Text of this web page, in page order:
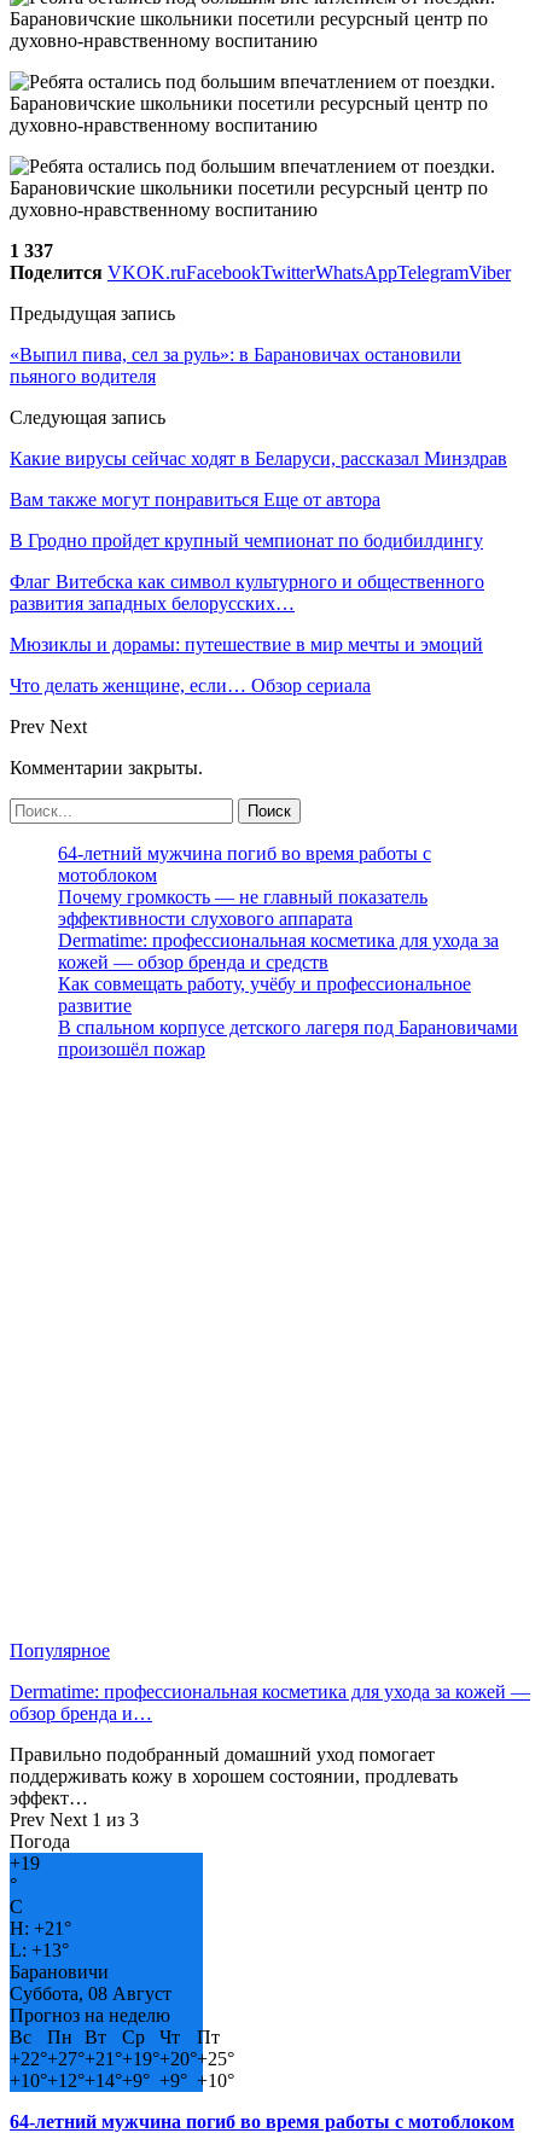
1 337
Поделится VKOK.ruFacebookTwitterWhatsAppTelegramViber
Предыдущая запись
«Выпил пива, сел за руль»: в Барановичах остановили
пьяного водителя
Следующая запись
Какие вирусы сейчас ходят в Беларуси, рассказал Минздрав
Вам также могут понравиться Еще от автора
В Гродно пройдет крупный чемпионат по бодибилдингу
Флаг Витебска как символ культурного и общественного
развития западных белорусских…
Мюзиклы и дорамы: путешествие в мир мечты и эмоций
Что делать женщине, если… Обзор сериала
Prev Next
Комментарии закрыты.
64-летний мужчина погиб во время работы с
мотоблоком
Почему громкость — не главный показатель
эффективности слухового аппарата
Dermatime: профессиональная косметика для ухода за
кожей — обзор бренда и средств
Как совмещать работу, учёбу и профессиональное
развитие
В спальном корпусе детского лагеря под Барановичами
произошёл пожар
Популярное
Dermatime: профессиональная косметика для ухода за кожей —
обзор бренда и…
Правильно подобранный домашний уход помогает
поддерживать кожу в хорошем состоянии, продлевать
эффект…
Prev Next 1 из 3
Погода
+19
°
C
H: +21°
L: +13°
Барановичи
Суббота, 08 Август
Прогноз на неделю
Вс
Пн Вт Ср Чт
Пт
+22°+27°+21°+19°+20°+25°
+10°+12°+14°+9° +9° +10°
64-летний мужчина погиб во время работы с мотоблоком